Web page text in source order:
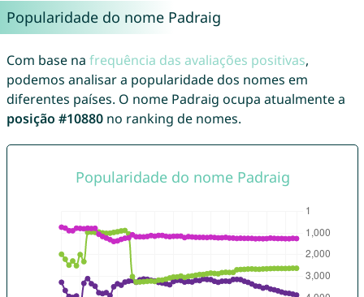
Popularidade do nome Padraig
Com base na frequência das avaliações positivas,
podemos analisar a popularidade dos nomes em
diferentes países. O nome Padraig ocupa atualmente a
posição #10880no ranking de nomes.